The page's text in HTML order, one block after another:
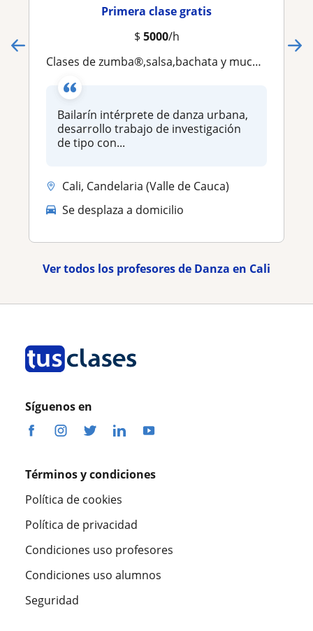
Primera clase gratis
$ 5000/h
Clases de zumba®,salsa,bachata y mucho más
Bailarín intérprete de danza urbana,
desarrollo trabajo de investigación
de tipo con...
Cali, Candelaria (Valle de Cauca)
Se desplaza a domicilio
Ver todos los profesores de Danza en Cali
Síguenos en
Términos y condiciones
Política de cookies
Política de privacidad
Condiciones uso profesores
Condiciones uso alumnos
Seguridad